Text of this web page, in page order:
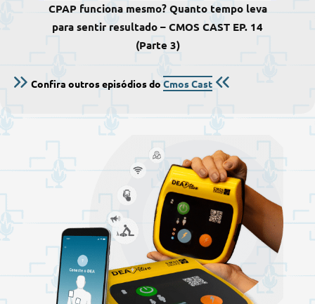
CPAP funciona mesmo? Quanto tempo leva
para sentir resultado – CMOS CAST EP. 14
(Parte 3)
Confira outros episódios do Cmos Cast